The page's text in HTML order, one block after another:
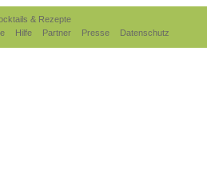
& Rezepte
Hilfe Partner Presse Datenschutz